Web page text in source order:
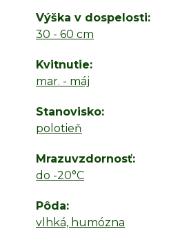
Výška v dospelosti
30 - 60 cm
Kvitnutie
mar. - máj
Stanovisko
polotieň
Mrazuvzdornosť
do -20°C
Pôda
vlhká, humózna